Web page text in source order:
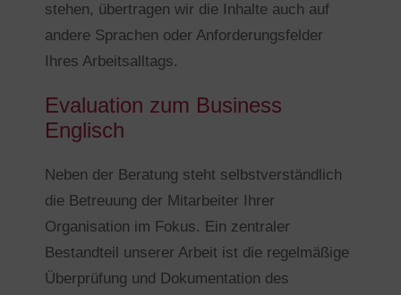
stehen, übertragen wir die Inhalte auch auf
andere Sprachen oder Anforderungsfelder
Ihres Arbeitsalltags.
Evaluation zum Business
Englisch
Neben der Beratung steht selbstverständlich
die Betreuung der Mitarbeiter Ihrer
Organisation im Fokus. Ein zentraler
Bestandteil unserer Arbeit ist die regelmäßige
Überprüfung und Dokumentation des